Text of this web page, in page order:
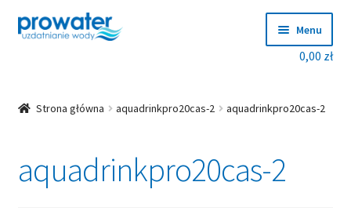
Przejdź
do
Przejdź
do
Menu
Rozwiń
Producenci
Rozwiń
0,00 zł
Strona główna aquadrinkpro20cas-2 aquadrinkpro20cas-2
aquadrinkpro20cas-2